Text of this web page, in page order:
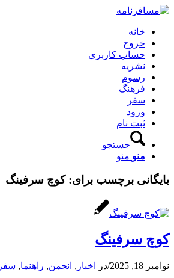
خانه
خروج
حساب کاربری
نشریه
رسوم
فرهنگ
سفر
ورود
ثبت نام
جستجو
منو منو
بایگانی برچسب برای:کوچ سرفینگ
کوچ سرفینگ
نوامبر 18, 2025 /در اخبار , انجمن, راهنما, سفر